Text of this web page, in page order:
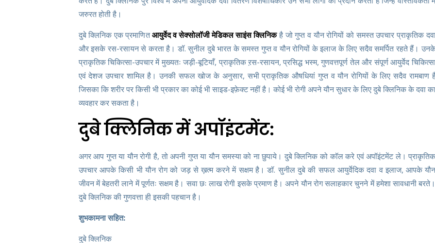
जरुरत होती है।
दुबे क्लिनिक एक प्रमाणितआयुर्वेद व सेक्सोलॉजी मेडिकल साइंस क्लिनिकहै जो गुप्त व यौन रोगियों को समस्त उपचार प्राकृतिक
और इसके रस-रसायन से करता है। डॉ. सुनील दुबे भारत के समस्त गुप्त व यौन रोगियों के इलाज के लिए सदैव समर्पित रहते हैं।
प्राकृतिक चिकित्सा-उपचार में मुख्यतः जड़ी-बूटियाँ, प्राकृतिक ऱस-रसायन, प्रसिद्ध भस्म, गुणवत्तपूर्ण तेल और संपूर्ण आयुर्वेद
एवं देशज उपचार शामिल है। उनकी सफल खोज के अनुसार, सभी प्राकृतिक औषधियां गुप्त व यौन रोगियों के लिए सदैव रामबाण
जिसका कि शरीर पर किसी भी प्रकार का कोई भी साइड-इफ़ेक्ट नहीं है। कोई भी रोगी अपने यौन सुधार के लिए दुबे क्लिनिक के दवा का
व्यवहार कर सकता है।
दुबे क्लिनिक में अपॉइंटमेंट:
अगर आप गुप्त या यौन रोगी है, तो अपनी गुप्त या यौन समस्या को ना छुपाये। दुबे क्लिनिक को कॉल करे एवं अपॉइंटमेंट ले। प्राकृतिक
उपचार आपके किसी भी यौन रोग को जड़ से ख़त्म करने में सक्षम है। डॉ. सुनील दुबे की सफल आयुर्वेदिक दवा व इलाज, आपके
जीवन में बेहतरी लाने में पूर्णतः सक्षम है। सवा छः लाख रोगी इसके प्रमाण है। अपने यौन रोग सलाहकार चुनने में हमेशा सावधानी बरते।
दुबे क्लिनिक की गुणवत्ता ही इसकी पहचान है।
शुभकामनासहित:
दुबे क्लिनिक